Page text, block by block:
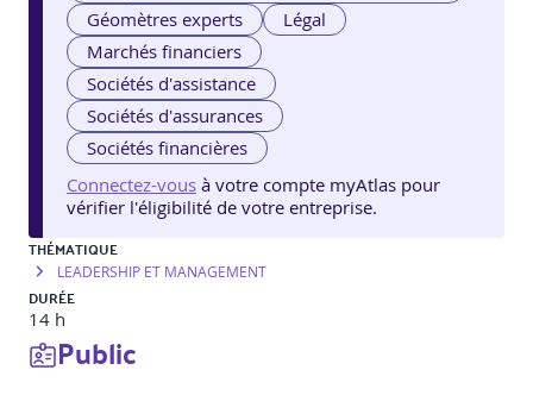
Géomètres experts
Légal
Marchés financiers
Sociétés d'assistance
Sociétés d'assurances
Sociétés financières
Connectez-vous à votre compte myAtlas pour
vérifier l'éligibilité de votre entreprise.
THÉMATIQUE
LEADERSHIP ET MANAGEMENT
DURÉE
14 h
Public